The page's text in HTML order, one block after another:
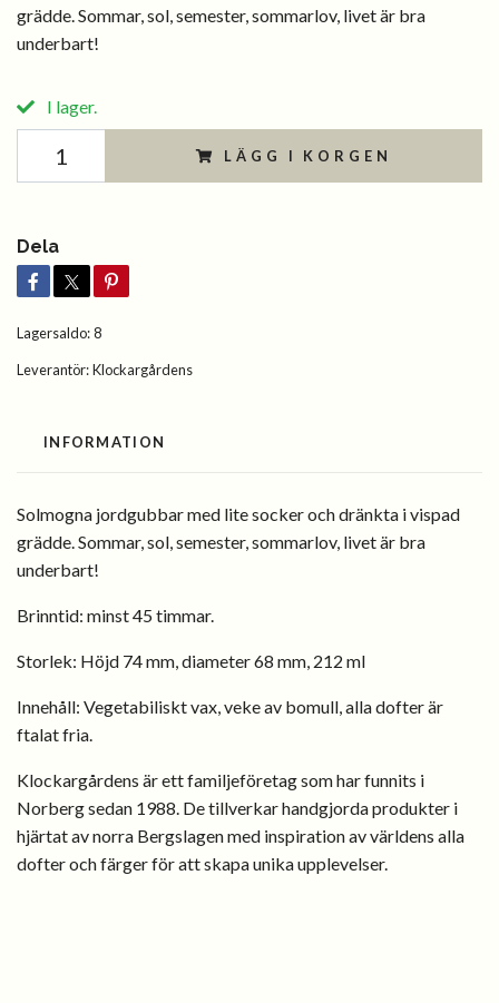
grädde. Sommar, sol, semester, sommarlov, livet är bra
underbart!
I lager.
LÄGG I KORGEN
Dela
Lagersaldo:8
Leverantör:Klockargårdens
INFORMATION
Solmogna jordgubbar med lite socker och dränkta i vispad
grädde. Sommar, sol, semester, sommarlov, livet är bra
underbart!
Brinntid: minst 45 timmar.
Storlek: Höjd 74 mm, diameter 68 mm, 212 ml
Innehåll: Vegetabiliskt vax, veke av bomull,alla dofter är
ftalat fria.
Klockargårdens är ett familjeföretag som har funnits i
Norberg sedan 1988. De tillverkar handgjorda produkter i
hjärtat av norra Bergslagen med inspiration av världens alla
dofter och färger för att skapa unika upplevelser.